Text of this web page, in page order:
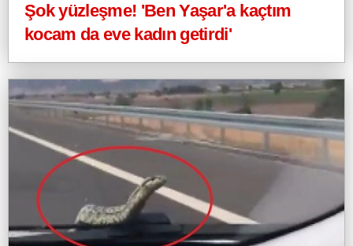
Şok yüzleşme! 'Ben Yaşar'a kaçtım
kocam da eve kadın getirdi'